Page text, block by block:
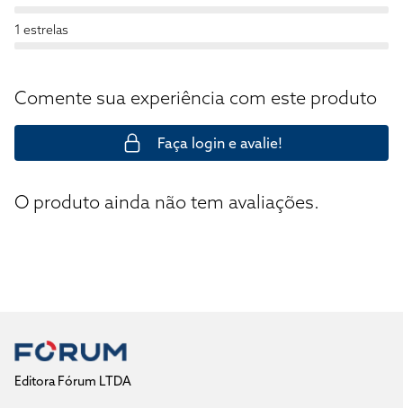
1 estrelas
Comente sua experiência com este produto
Faça login e avalie!
O produto ainda não tem avaliações.
Editora Fórum LTDA